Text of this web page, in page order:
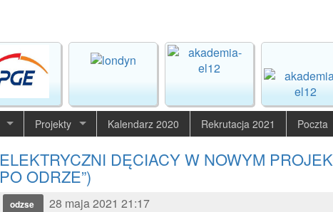
Projekty Kalendarz 2020 Rekrutacja 2021 Poczta
ELEKTRYCZNI DĘCIACY W NOWYM
PO ODRZE”)
odzse
28 maja 2021 21:17